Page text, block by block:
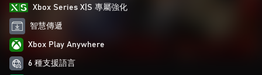
Xbox Series X|S 專屬強化
智慧傳遞
Xbox Play Anywhere
6 種支援語言